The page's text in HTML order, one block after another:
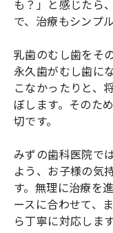
も？」と感じたら
で、治療もシンプ
乳歯のむし歯をそ
永久歯がむし歯に
こなかったりと、
ぼします。そのた
切です。
みずの歯科医院で
よう、お子様の気
す。無理に治療を
ースに合わせて、
ら丁寧に対応します